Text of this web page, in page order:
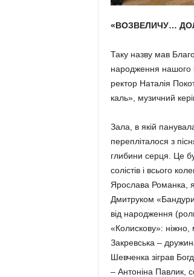
«ВОЗВЕЛИЧУ…
Таку назву мав
народження нашого
ректор Наталія
каль», музич­ний
Зала, в якій
перепліталося з
глибини серця. Це
солістів і всьо­го
Ярослава Романка,
Дмитруком
від народження
«Колискову»: ніжно,
Закрев­ська –
Шев­ченка зіграв
– Антоніна Павлик,